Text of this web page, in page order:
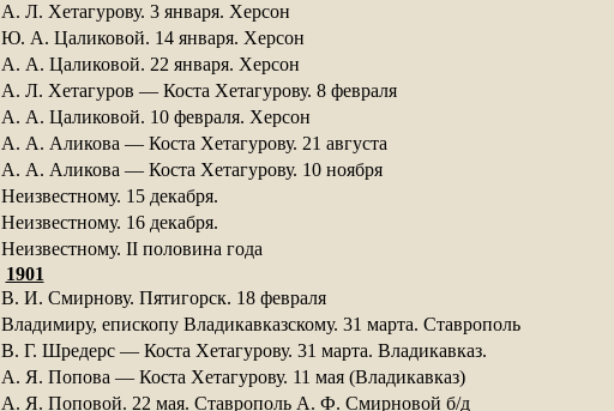
А. Л. Хетагурову. 3 января. Херсон
Ю. А. Цаликовой. 14 января. Херсон
А. А. Цаликовой. 22 января. Херсон
А. Л. Хетагуров — Коста Хетагурову. 8 февраля
А. А. Цаликовой. 10 февраля. Херсон
А. А. Аликова — Коста Хетагурову. 21 августа
А. А. Аликова — Коста Хетагурову. 10 ноября
Неизвестному. 15 декабря.
Неизвестному. 16 декабря.
Неизвестному. II половина года
1901
В. И. Смирнову. Пятигорск. 18 февраля
Владимиру, епископу Владикавказскому. 31 марта. Ставрополь
В. Г. Шредерс — Коста Хетагурову. 31 марта. Владикавказ.
А. Я. Попова — Коста Хетагурову. 11 мая (Владикавказ)
А. Я. Поповой. 22 мая. Ставрополь А. Ф. Смирновой б/д